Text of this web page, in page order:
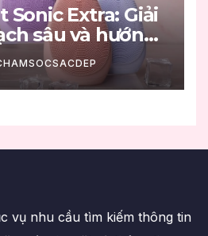
Sonic Extra: Giải
sâu và hướng
đúng chuẩn
vụ nhu cầu tìm kiếm thông tin